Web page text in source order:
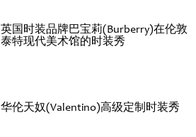
英国时装品牌巴宝莉(Burberry)在伦敦
泰特现代美术馆的时装秀
华伦天奴(Valentino)高级定制时装秀